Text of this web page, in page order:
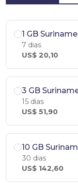
1 GB Suriname
7 dias
US$ 20,10
3 GB
15 dias
US$ 51,90
10 GB
30 dias
US$ 142,60